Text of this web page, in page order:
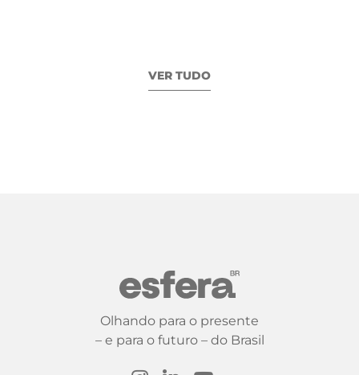
VER TUDO
Olhando para o presente
– e para o futuro – do Brasil